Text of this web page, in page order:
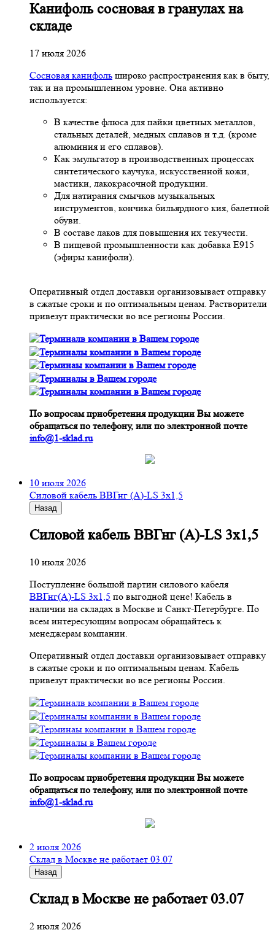
Канифоль сосновая в гранулах на
складе
17 июля 2026
Сосновая канифоль широко распространения как в быту,
так и на промышленном уровне. Она активно
используется:
В качестве флюса для пайки цветных металлов,
стальных деталей, медных сплавов и т.д. (кроме
алюминия и его сплавов).
Как эмульгатор в производственных процессах
синтетического каучука, искусственной кожи,
мастики, лакокрасочной продукции.
Для натирания смычков музыкальных
инструментов, кончика бильярдного кия, балетной
обуви.
В составе лаков для повышения их текучести.
В пищевой промышленности как добавка Е915
(эфиры канифоли).
Оперативный отдел доставки организовывает отправку
в сжатые сроки и по оптимальным ценам. Растворители
привезут практически во все регионы России.
По вопросам приобретения продукции Вы можете
обращаться по телефону, или по электронной почте
info@1-sklad.ru
10 июля 2026
Cиловой кабель ВВГнг (A)-LS 3х1,5
Назад
Cиловой кабель ВВГнг (A)-LS 3х1,5
10 июля 2026
Поступление большой партии силового кабеля
ВВГнг(A)-LS 3х1,5 по выгодной цене! Кабель в
наличии на складах в Москве и Санкт-Петербурге. По
всем интересующим вопросам обращайтесь к
менеджерам компании.
Оперативный отдел доставки организовывает отправку
в сжатые сроки и по оптимальным ценам. Кабель
привезут практически во все регионы России.
По вопросам приобретения продукции Вы можете
обращаться по телефону, или по электронной почте
info@1-sklad.ru
2 июля 2026
Склад в Москве не работает 03.07
Назад
Склад в Москве не работает 03.07
2 июля 2026